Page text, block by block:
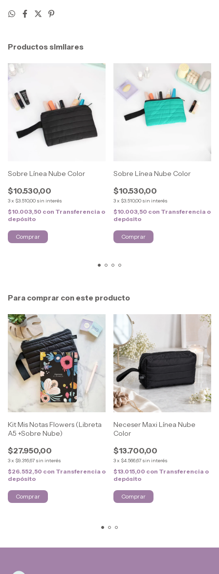
Productos similares
Sobre Línea Nube Color
$10.530,00
3x $3.510,00 sin interés
$10.003,50 con Transferencia o
depósito
Sobre Línea Nube Color
$10.530,00
3x $3.510,00 sin interés
$10.003,50 con Transferencia o
depósito
Para comprar con este producto
Kit Mis Notas Flowers (Libreta
A5 +Sobre Nube)
$27.950,00
3x $9.316,67 sin interés
$26.552,50 con Transferencia o
depósito
Neceser Maxi Línea Nube
Color
$13.700,00
3x $4.566,67 sin interés
$13.015,00 con Transferencia o
depósito